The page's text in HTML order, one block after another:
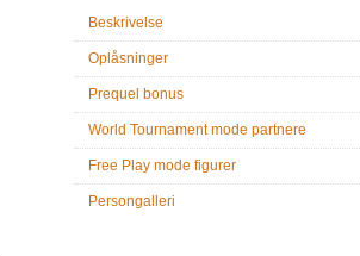
Beskrivelse
Oplåsninger
Prequel bonus
World Tournament mode partnere
Free Play mode figurer
Persongalleri